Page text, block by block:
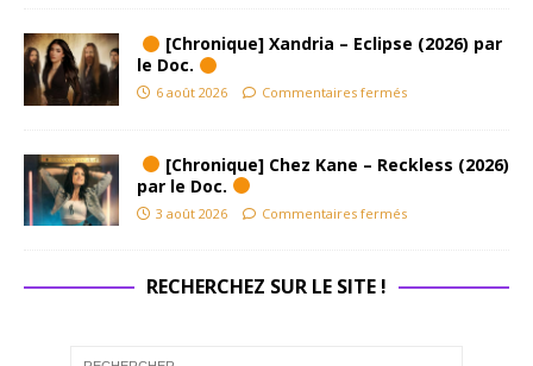
[Chronique] Xandria – Eclipse (2026) par
le Doc.
6 août 2026 Commentaires fermés
[Chronique] Chez Kane – Reckless (2026)
par le Doc.
3 août 2026 Commentaires fermés
RECHERCHEZ SUR LE SITE !